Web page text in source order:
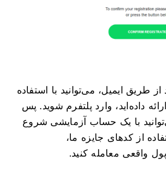
طریق ایمیل، می‌توانید با استفاده
داده‌اید، وارد پلتفرم شوید. پس
با یک حساب آزمایشی شروع
از کدهای جایزه ما،
واقعی معامله کنید.